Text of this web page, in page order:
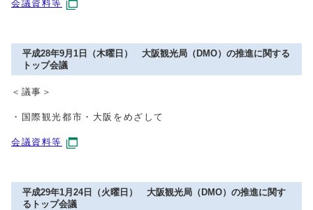
会議資料等
平成28年9月1日（木曜日） 大阪観光局（DMO）の推進に関する
トップ会議
＜議事＞
・国際観光都市・大阪をめざして
会議資料等
平成29年1月24日（火曜日） 大阪観光局（DMO）の推進に関す
るトップ会議